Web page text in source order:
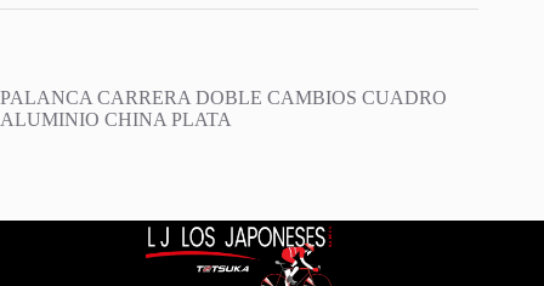
PALANCA CARRERA DOBLE CAMBIOS CUADRO
ALUMINIO CHINA PLATA